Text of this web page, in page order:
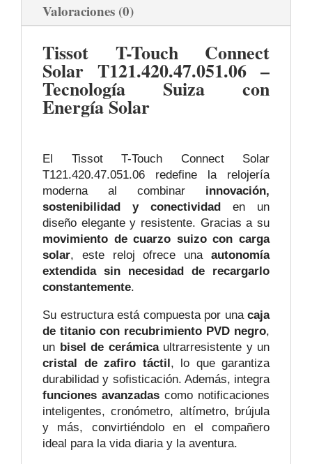
Valoraciones (0)
Tissot T-Touch Connect
Solar T121.420.47.051.06 –
Tecnología Suiza con
Energía Solar
El Tissot T-Touch Connect Solar
T121.420.47.051.06 redefine la relojería
moderna al combinar innovación,
sostenibilidad y conectividad
en un
diseño elegante y resistente. Gracias a su
movimiento de cuarzo suizo con carga
solar, este reloj ofrece una autonomía
extendida sin necesidad de recargarlo
constantemente.
Su estructura está compuesta por una caja
de titanio con recubrimiento PVD negro,
un bisel de cerámicaultrarresistente y un
cristal de zafiro táctil , lo que garantiza
durabilidad y sofisticación. Además, integra
funciones avanzadas como notificaciones
inteligentes, cronómetro, altímetro, brújula
y más, convirtiéndolo en el compañero
ideal para la vida diaria y la aventura.